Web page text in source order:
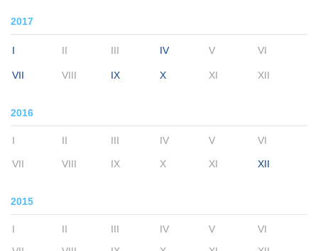
2017
I II III IV V VI
VII VIII IX X XI XII
2016
I II III IV V VI
VII VIII IX X XI XII
2015
I II III IV V
VI